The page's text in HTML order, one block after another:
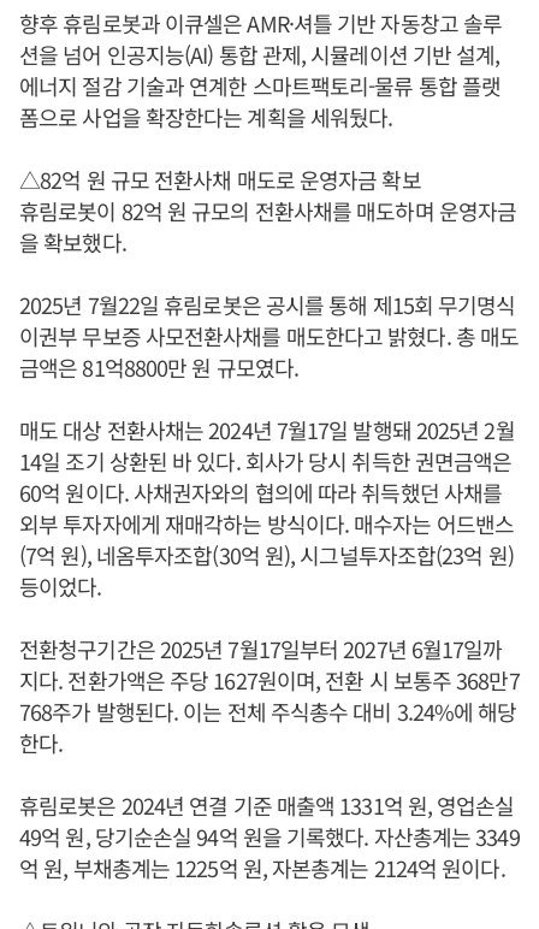
향후 휴림로봇과 이큐셀은 AMR·셔틀 기반 자동창고 솔루
션을 넘어 인공지능(AI) 통합 관제, 시뮬레이션 기반 설계,
에너지 절감 기술과 연계한 스마트팩토리-물류 통합 플랫
폼으로 사업을 확장한다는 계획을 세워뒀다.
△82억 원 규모 전환사채 매도로 운영자금 확보
휴림로봇이 82억 원 규모의 전환사채를 매도하며 운영자금
을 확보했다.
2025년 7월22일 휴림로봇은 공시를 통해 제15회 무기명식
이권부 무보증 사모전환사채를 매도한다고 밝혔다. 총 매도
금액은 81억8800만 원 규모였다.
매도 대상 전환사채는 2024년 7월17일 발행돼 2025년 2월
14일 조기 상환된 바 있다. 회사가 당시 취득한 권면금액은
60억 원이다. 사채권자와의 협의에 따라 취득했던 사채를
외부 투자자에게 재매각하는 방식이다. 매수자는 어드밴스
(7억 원), 네옴투자조합(30억 원), 시그널투자조합(23억 원)
등이었다.
전환청구기간은 2025년 7월17일부터 2027년 6월17일까
지다. 전환가액은 주당 1627원이며, 전환 시 보통주 368만7
768주가 발행된다. 이는 전체 주식총수 대비 3.24%에 해당
한다.
휴림로봇은 2024년 연결 기준 매출액 1331억 원, 영업손실
49억 원, 당기순손실 94억 원을 기록했다. 자산총계는 3349
억 원, 부채총계는 1225억 원, 자본총계는 2124억 원이다.